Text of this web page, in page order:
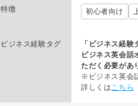
特徴 初心者向け
ビジネス経験タグ
「ビジネス経
ビジネス英会話
ただく必要があ
※ビジネス英会
詳しくはこちら